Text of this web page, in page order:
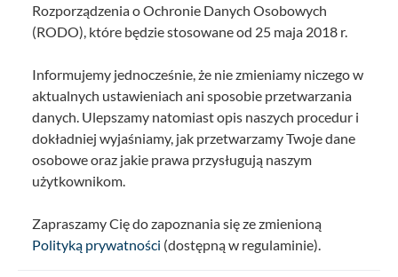
Rozporządzenia o Ochronie Danych Osobowych
(RODO), które będzie stosowane od 25 maja 2018 r.
Informujemy jednocześnie, że nie zmieniamy niczego w
aktualnych ustawieniach ani sposobie przetwarzania
danych. Ulepszamy natomiast opis naszych procedur i
dokładniej wyjaśniamy, jak przetwarzamy Twoje dane
osobowe oraz jakie prawa przysługują naszym
użytkownikom.
Zapraszamy Cię do zapoznania się ze zmienioną
Polityką prywatności (dostępną w regulaminie).